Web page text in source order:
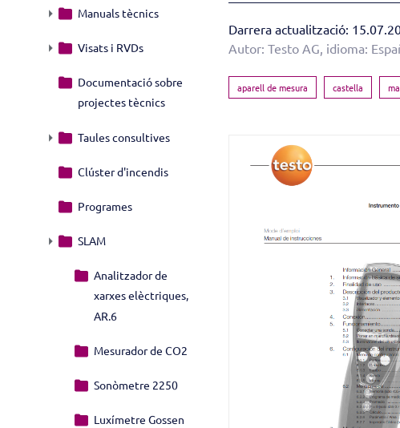
Manuals tècnics
Visats i RVDs
Documentació sobre
projectes tècnics
Taules consultives
Clúster d'incendis
Programes
SLAM
Analitzador de
xarxes elèctriques,
AR.6
Mesurador de CO2
Sonòmetre 2250
Luxímetre Gossen
Darrera actualització:
Autor: Testo AG, idioma:
aparell de mesura castella